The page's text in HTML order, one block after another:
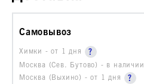
Самовывоз
Химки - от 1 дня
Москва (Сев. Бутово) - в наличии
Москва (Выхино) - от 1 дня